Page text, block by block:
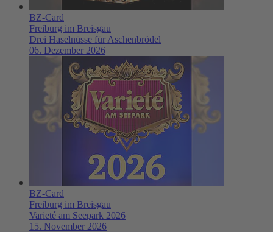
BZ-Card
Freiburg im Breisgau
Drei Haselnüsse für Aschenbrödel
06. Dezember 2026
BZ-Card
Freiburg im Breisgau
Varieté am Seepark 2026
15. November 2026